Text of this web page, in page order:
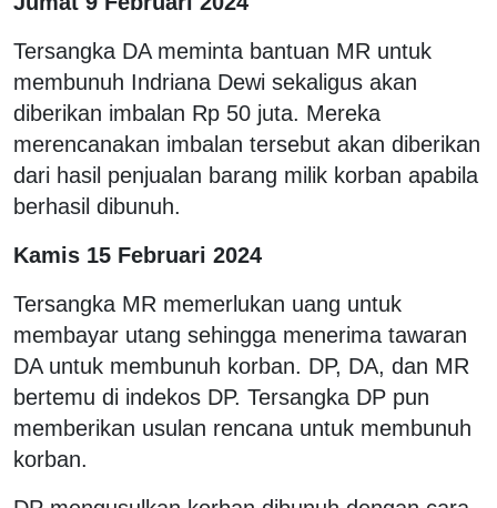
Tersangka DA meminta bantuan MR untuk
membunuh Indriana Dewi sekaligus akan
diberikan imbalan Rp 50 juta. Mereka
merencanakan imbalan tersebut akan diberikan
dari hasil penjualan barang milik korban apabila
berhasil dibunuh.
Kamis 15 Februari 2024
Tersangka MR memerlukan uang untuk
membayar utang sehingga menerima tawaran
DA untuk membunuh korban. DP, DA, dan MR
bertemu di indekos DP. Tersangka DP pun
memberikan usulan rencana untuk membunuh
korban.